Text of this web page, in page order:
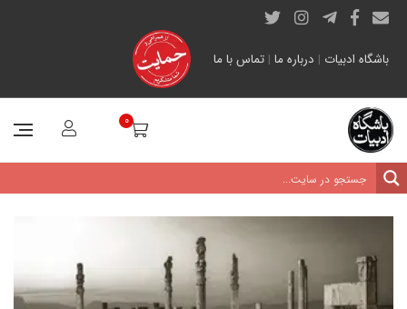
باشگاه ادبیات | درباره ما | تماس با ما
0